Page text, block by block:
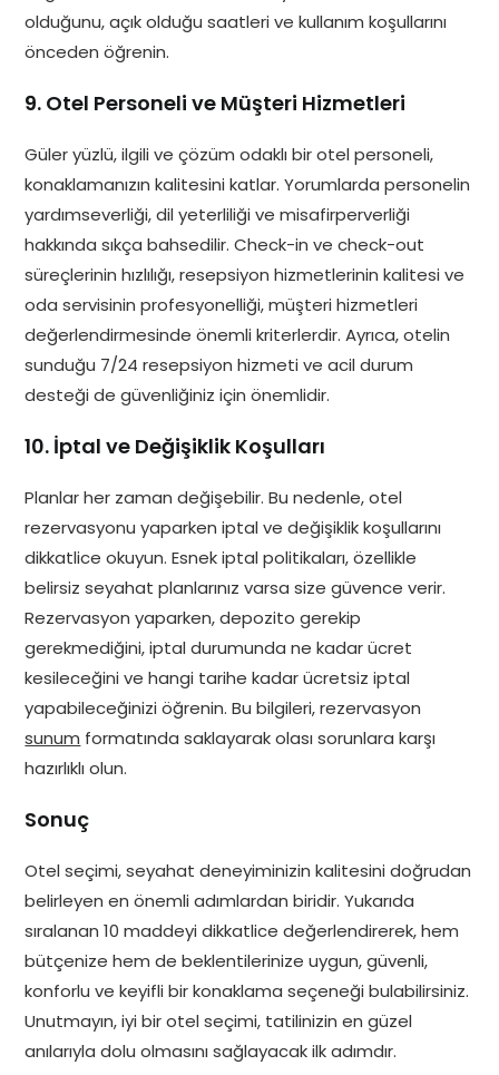
olduğunu, açık olduğu saatleri ve kullanım koşullarını
önceden öğrenin.
9. Otel Personeli ve Müşteri Hizmetleri
Güler yüzlü, ilgili ve çözüm odaklı bir otel personeli,
konaklamanızın kalitesini katlar. Yorumlarda personelin
yardımseverliği, dil yeterliliği ve misafirperverliği
hakkında sıkça bahsedilir. Check-in ve check-out
süreçlerinin hızlılığı, resepsiyon hizmetlerinin kalitesi ve
oda servisinin profesyonelliği, müşteri hizmetleri
değerlendirmesinde önemli kriterlerdir. Ayrıca, otelin
sunduğu 7/24 resepsiyon hizmeti ve acil durum
desteği de güvenliğiniz için önemlidir.
10. İptal ve Değişiklik Koşulları
Planlar her zaman değişebilir. Bu nedenle, otel
rezervasyonu yaparken iptal ve değişiklik koşullarını
dikkatlice okuyun. Esnek iptal politikaları, özellikle
belirsiz seyahat planlarınız varsa size güvence verir.
Rezervasyon yaparken, depozito gerekip
gerekmediğini, iptal durumunda ne kadar ücret
kesileceğini ve hangi tarihe kadar ücretsiz iptal
yapabileceğinizi öğrenin. Bu bilgileri, rezervasyon
sunum formatında saklayarak olası sorunlara karşı
hazırlıklı olun.
Sonuç
Otel seçimi, seyahat deneyiminizin kalitesini doğrudan
belirleyen en önemli adımlardan biridir. Yukarıda
sıralanan 10 maddeyi dikkatlice değerlendirerek, hem
bütçenize hem de beklentilerinize uygun, güvenli,
konforlu ve keyifli bir konaklama seçeneği bulabilirsiniz.
Unutmayın, iyi bir otel seçimi, tatilinizin en güzel
anılarıyla dolu olmasını sağlayacak ilk adımdır.